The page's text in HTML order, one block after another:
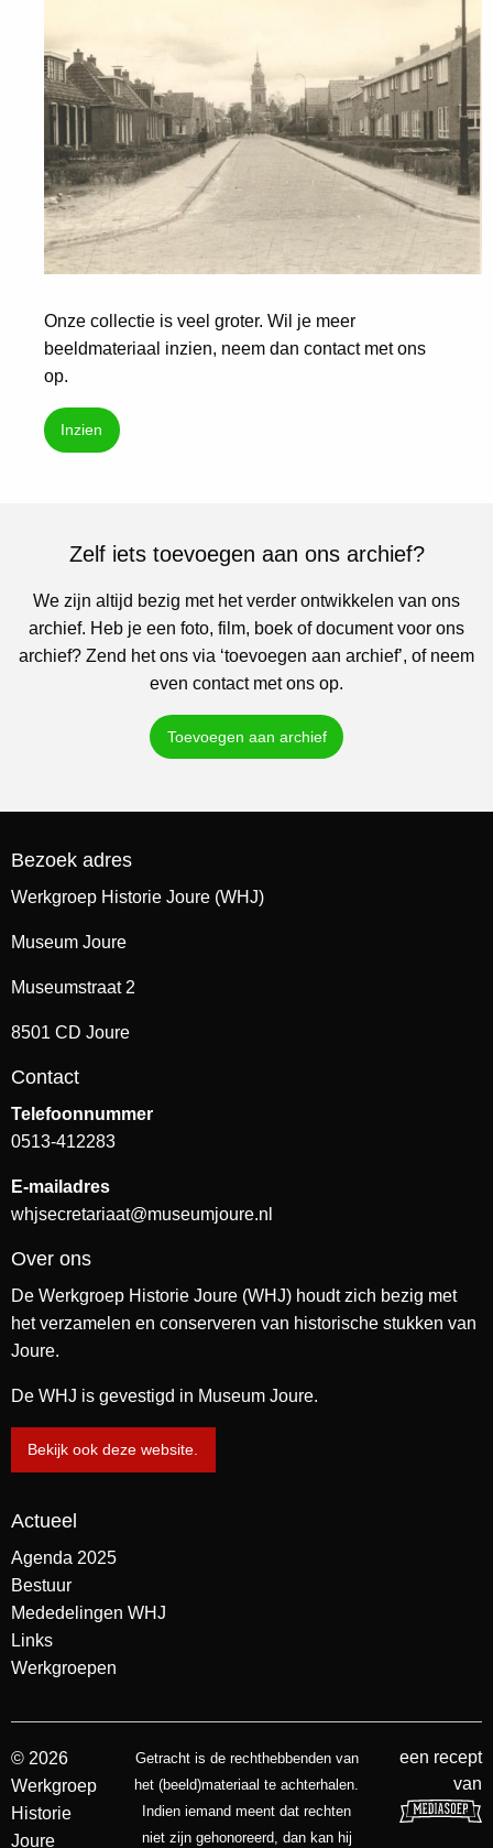
Onze collectie is veel groter. Wil je meer
beeldmateriaal inzien, neem dan contact met ons
op.
Inzien
Zelf iets toevoegen aan ons archief?
We zijn altijd bezig met het verder ontwikkelen van ons
archief. Heb je een foto, film, boek of document voor ons
archief? Zend het ons via ‘toevoegen aan archief’, of neem
even contact met ons op.
Toevoegen aan archief
Bezoek adres
Werkgroep Historie Joure (WHJ)
Museum Joure
Museumstraat 2
8501 CD Joure
Contact
Telefoonnummer
0513-412283
E-mailadres
whjsecretariaat@museumjoure.nl
Over ons
De Werkgroep Historie Joure (WHJ) houdt zich bezig met
het verzamelen en conserveren van historische stukken van
Joure.
De WHJ is gevestigd in Museum Joure.
Bekijk ook deze website.
Actueel
Agenda 2025
Bestuur
Mededelingen WHJ
Links
Werkgroepen
© 2026
Werkgroep
Historie
Joure
Getracht is de rechthebbenden van
het (beeld)materiaal te achterhalen.
Indien iemand meent dat rechten
niet zijn gehonoreerd, dan kan hij
een recept
van